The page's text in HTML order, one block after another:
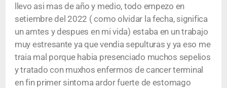
llevo asi mas de año y medio, todo empezo en
setiembre del 2022 ( como olvidar la fecha, significa
un amtes y despues en mi vida) estaba en un trabajo
muy estresante ya que vendia sepulturas y ya eso me
traia mal porque habia presenciado muchos sepelios
y tratado con muxhos enfermos de cancer terminal
en fin primer sintoma ardor fuerte de estomago